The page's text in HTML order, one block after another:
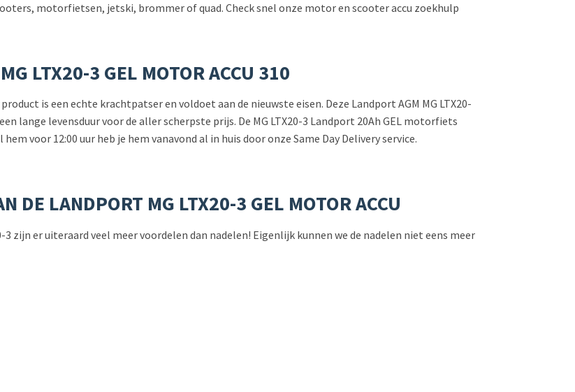
motorfietsen, jetski, brommer of quad. Check snel onze motor en scooter accu zoekhulp
LTX20-3 GEL MOTOR ACCU 310
is een echte krachtpatser en voldoet aan de nieuwste eisen. Deze Landport AGM MG LTX20-
lange levensduur voor de aller scherpste prijs. De MG LTX20-3 Landport 20Ah GEL motorfiets
voor 12:00 uur heb je hem vanavond al in huis door onze Same Day Delivery service.
DE LANDPORT MG LTX20-3 GEL MOTOR ACCU
3 zijn er uiteraard veel meer voordelen dan nadelen! Eigenlijk kunnen we de nadelen niet eens meer